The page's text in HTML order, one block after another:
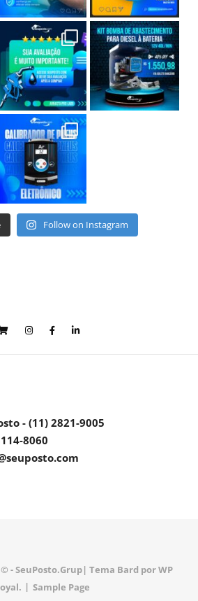
Follow on Instagram
- (11) 2821-9005
8060
© - SeuPosto.Grup| Tema Bard porWP
. Sample Page